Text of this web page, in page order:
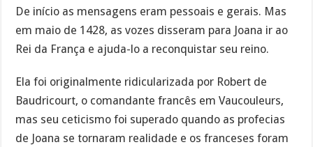
De início as mensagens eram pessoais e gerais. Mas
em maio de 1428, as vozes disseram para Joana ir ao
Rei da França e ajuda-lo a reconquistar seu reino.
Ela foi originalmente ridicularizada por Robert de
Baudricourt, o comandante francês em Vaucouleurs,
mas seu ceticismo foi superado quando as profecias
de Joana se tornaram realidade e os franceses foram